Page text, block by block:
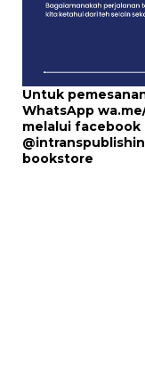
Untuk
WhatsApp
melalui facebook
bookstore